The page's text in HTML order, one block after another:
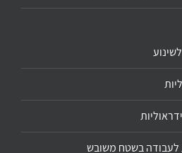
לעבודה בשטח משובש